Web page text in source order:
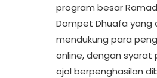
program besar
Dompet Dhuafa yang
mendukung para
online, dengan syarat
ojol berpenghasilan